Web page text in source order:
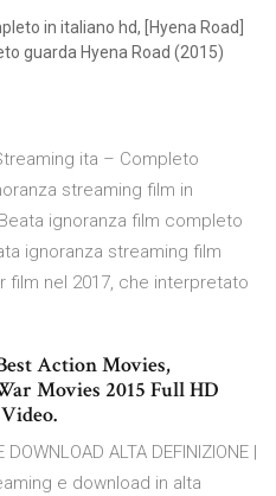
in italiano hd, [Hyena Road]
guarda Hyena Road (2015)
ita – Completo
streaming film in
ignoranza film completo
ignoranza streaming film
film nel 2017, che interpretato
Action Movies,
Movies 2015 Full HD
ALTA DEFINIZIONE |
e download in alta